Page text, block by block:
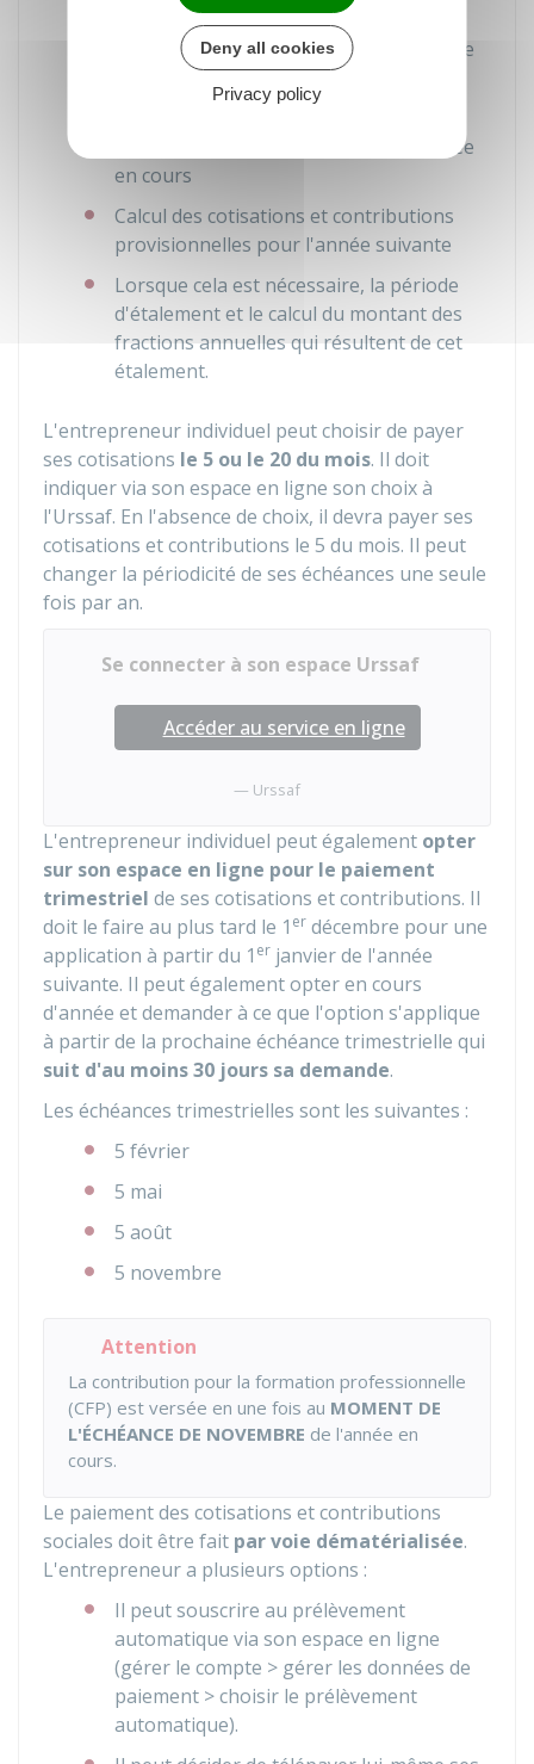
Régularisation des cotisations et
contributions provisionnelles de l'année
précédente
contributions provisionnelles de l'année
en cours
Calcul des cotisations et contributions
provisionnelles pour l'année suivante
Lorsque cela est nécessaire, la période
d'étalement et le calcul du montant des
fractions annuelles qui résultent de cet
étalement.
L'entrepreneur individuel peut choisir de payer
ses cotisations le 5 ou le 20 du mois. Il doit
indiquer via son espace en ligne son choix à
l'Urssaf. En l'absence de choix, il devra payer ses
cotisations et contributions le 5 du mois. Il peut
changer la périodicité de ses échéances une seule
fois par an.
Se connecter à son espace Urssaf
Accéder au service en ligne
Urssaf
L'entrepreneur individuel peut également opter
sur son espace en ligne pour le paiement
trimestriel de ses cotisations et contributions. Il
doit le faire au plus tard le 1 er décembre pour une
application à partir du 1 er janvier de l'année
suivante. Il peut également opter en cours
d'année et demander à ce que l'option s'applique
à partir de la prochaine échéance trimestrielle qui
suit d'au moins 30 jours sa demande.
Les échéances trimestrielles sont les suivantes :
5 février
5 mai
5 août
5 novembre
Attention
La contribution pour la formation professionnelle
(CFP) est versée en une fois au MOMENT DE
L'ÉCHÉANCE DE NOVEMBRE de l'année en
cours.
Le paiement des cotisations et contributions
sociales doit être fait par voie dématérialisée.
L'entrepreneur a plusieurs options :
Il peut souscrire au prélèvement
automatique via son espace en ligne
(gérer le compte > gérer les données de
paiement > choisir le prélèvement
automatique).
Deny all cookies
Privacy policy